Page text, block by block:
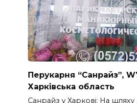
Перукарня “Санрайз”,
Харківська область
Санрайз у Харкові: На шляху